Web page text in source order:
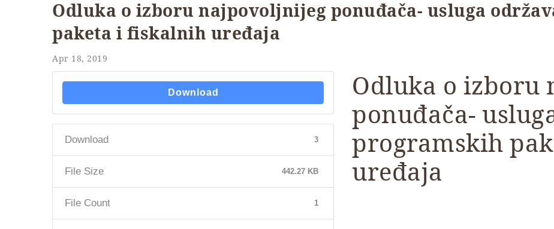
Odluka o izboru najpovoljnijeg ponuđača- usluga
paketa i fiskalnih uređaja
Apr 18, 2019
Download
Download 3
File Size 442.27 KB
File Count 1
Odluka o izboru
ponuđača-
programskih
uređaja